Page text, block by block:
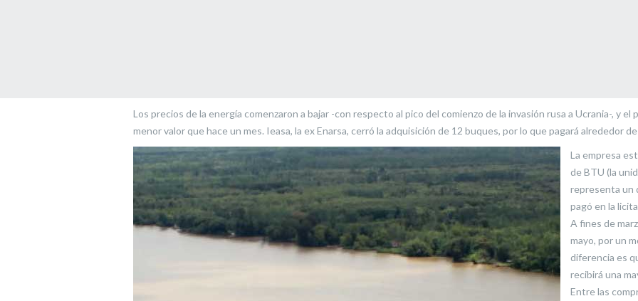
Los precios de la energía comenzaron a bajar -con respecto al pico del comienzo de la invasión rusa a Ucrania-, y el
menor valor que hace un mes. Ieasa, la ex Enarsa, cerró la adquisición de 12 buques, por lo que pagará alrededor
La empresa
de BTU (la
representa un
pagó en la
A fines de
mayo, por un
diferencia es
recibirá una
Entre las